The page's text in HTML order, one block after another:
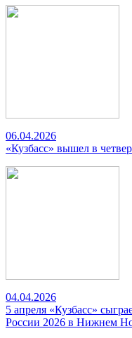
06.04.2026
«Кузбасс» вышел в
04.04.2026
5 апреля «Кузбасс»
России 2026 в Нижнем